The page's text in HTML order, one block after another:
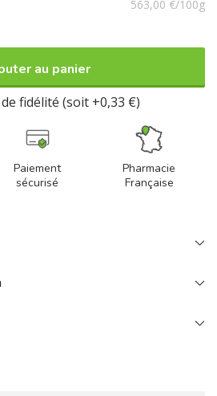
563,00 €/100g
au panier
fidélité (soit +0,33 €)
Paiement
sécurisé
Pharmacie
Française